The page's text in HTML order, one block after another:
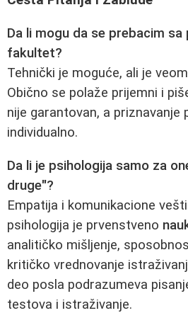
Da li mogu da se prebacim
fakultet?
Tehnički je moguće, ali je
Obično se polaže prijemni i
nije garantovan, a priznavanje
individualno.
Da li je psihologija samo za
druge"?
Empatija i komunikacione
psihologija je prvenstveno
analitičko mišljenje,
kritičko vrednovanje
deo posla podrazumeva
testova i istraživanje.